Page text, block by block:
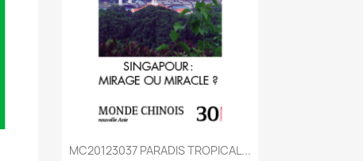
Aperçu rapide
MC20123037 PARADIS TROPICAL...